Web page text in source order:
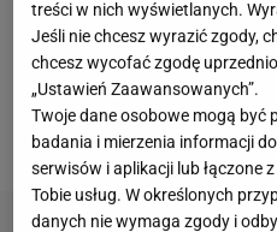
bardzo dużo strzałów z
grę reprezentacji Polski
po wygranym 5:1 półfinale
Estonią.
treści w nich wyświetlanych.
Jeśli nie chcesz wyrazić zgody,
chcesz wycofać zgodę
„Ustawień Zaawansowanych”.
Twoje dane osobowe mogą być
badania i mierzenia informacji
serwisów i aplikacji lub łączone
Tobie usług. W określonych
danych nie wymaga zgody i